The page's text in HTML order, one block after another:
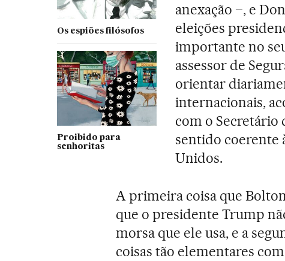
Os espiões filósofos
Proibido para
senhoritas
anexação –, e
eleições
importante no
assessor de
orientar
internacionais,
com o Secretário
sentido coerente
Unidos.
A primeira coisa que
que o presidente Trump
morsa que ele usa, e a
coisas tão elementares